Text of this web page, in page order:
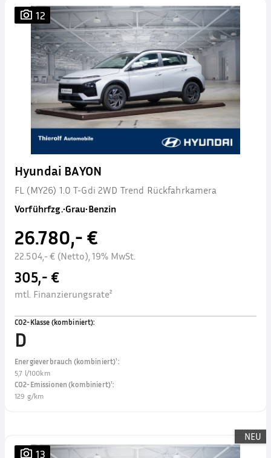
12
Hyundai BAYON
FL (MY26) 1.0 T-Gdi 2WD Trend Rückfahrkamera
Vorführfzg.•Grau•Benzin
26.780,- €
22.504,- € (Netto), 19% MwSt.
305,- €
mtl. Finanzierungsrate²
CO2-Klasse (kombiniert):
D
Energieverbrauch (kombiniert)¹:
5,7 l/100km
CO2-Emissionen (kombiniert)¹:
129 g/km
NEU
13